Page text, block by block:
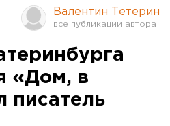
Валентин Тетерин
«Дом, в
писатель